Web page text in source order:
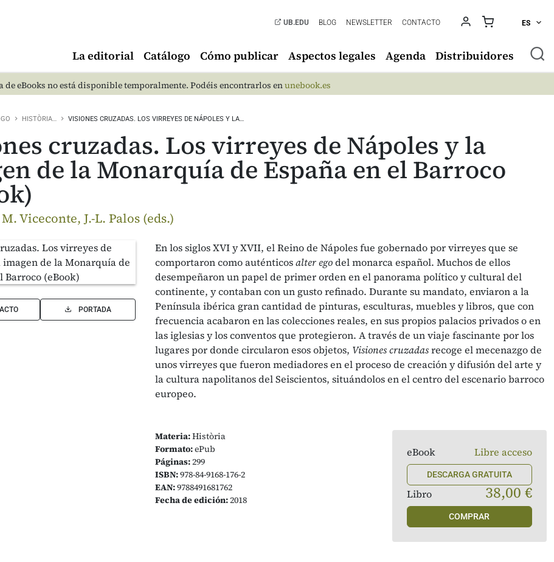
UB.EDU BLOG NEWSLETTER CONTACTO ES
La editorial Catálogo Cómo publicar Aspectos legales Agenda Distribuidores
de eBooks no está disponible temporalmente. Podéis encontrarlos enunebook.es
HISTÒRIA… VISIONES CRUZADAS. LOS VIRREYES DE NÁPOLES Y LA…
cruzadas. Los virreyes de Nápoles y la
de la Monarquía de España en el Barroco
Viceconte, J.-L. Palos (eds.)
PORTADA
En los siglos XVI y XVII, el Reino de Nápoles fue gobernado por virreyes que se
comportaron como auténticosalter egodel monarca español. Muchos de ellos
desempeñaron un papel de primer orden en el panorama político y cultural del
continente, y contaban con un gusto refinado. Durante su mandato, enviaron a la
Península ibérica gran cantidad de pinturas, esculturas, muebles y libros, que con
frecuencia acabaron en las colecciones reales, en sus propios palacios privados o en
las iglesias y los conventos que protegieron. A través de un viaje fascinante por los
lugares por donde circularon esos objetos, Visiones cruzadasrecoge el mecenazgo de
unos virreyes que fueron mediadores en el proceso de creación y difusión del arte y
la cultura napolitanos del Seiscientos, situándolos en el centro del escenario barroco
europeo.
Materia:Història
Formato:ePub
Páginas:299
ISBN:978-84-9168-176-2
EAN:9788491681762
Fecha de edición:2018
eBook Libre acceso
DESCARGA GRATUITA
Libro 38,00 €
COMPRAR